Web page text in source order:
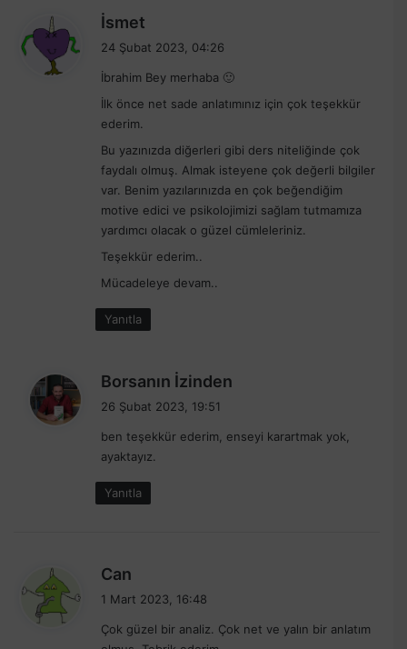
İsmet
i
k
24 Şubat 2023, 04:26
İbrahim Bey merhaba 🙂
İlk önce net sade anlatımınız için çok teşekkür
ederim.
Bu yazınızda diğerleri gibi ders niteliğinde çok
faydalı olmuş. Almak isteyene çok değerli bilgiler
var. Benim yazılarınızda en çok beğendiğim
motive edici ve psikolojimizi sağlam tutmamıza
yardımcı olacak o güzel cümleleriniz.
Teşekkür ederim..
Mücadeleye devam..
Yanıtla
Borsanın İzinden
i
26 Şubat 2023, 19:51
ben teşekkür ederim, enseyi karartmak yok,
ayaktayız.
Yanıtla
Can
i
1 Mart 2023, 16:48
Çok güzel bir analiz. Çok net ve yalın bir anlatım